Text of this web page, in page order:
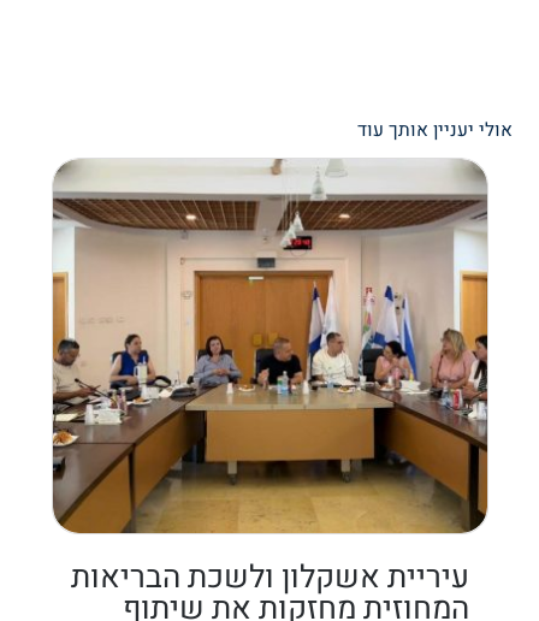
אולי יעניין אותך עוד
עיריית אשקלון ולשכת הבריאות
המחוזית מחזקות את שיתוף